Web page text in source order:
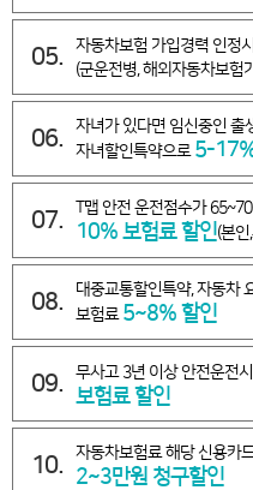
05. 자동차보험 가입경력 인정시
(군운전병, 해외자동차보험
06.
자녀가 있다면 임신중인 출
자녀할인특약으로5-
07. T맵 안전 운전점수가
10% 보험료 할인(본
08.
대중교통할인특약, 자동차
보험료5~8% 할인
09. 무사고 3년 이상 안전운전시
보험료 할인
10. 자동차보험료 해당 신용카
2~3만원 청구할인